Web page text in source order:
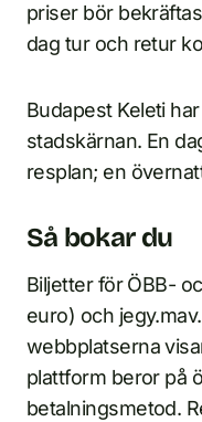
priser bör
dag tur och retur
Budapest Keleti
stadskärnan. En
resplan; en
Så bokar du
Biljetter för ÖBB-
euro) och
webbplatserna
plattform beror på
betalningsmetod.